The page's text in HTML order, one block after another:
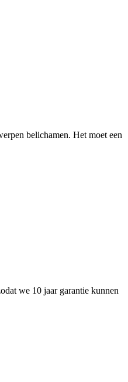
belichamen. Het moet een
we 10 jaar garantie kunnen